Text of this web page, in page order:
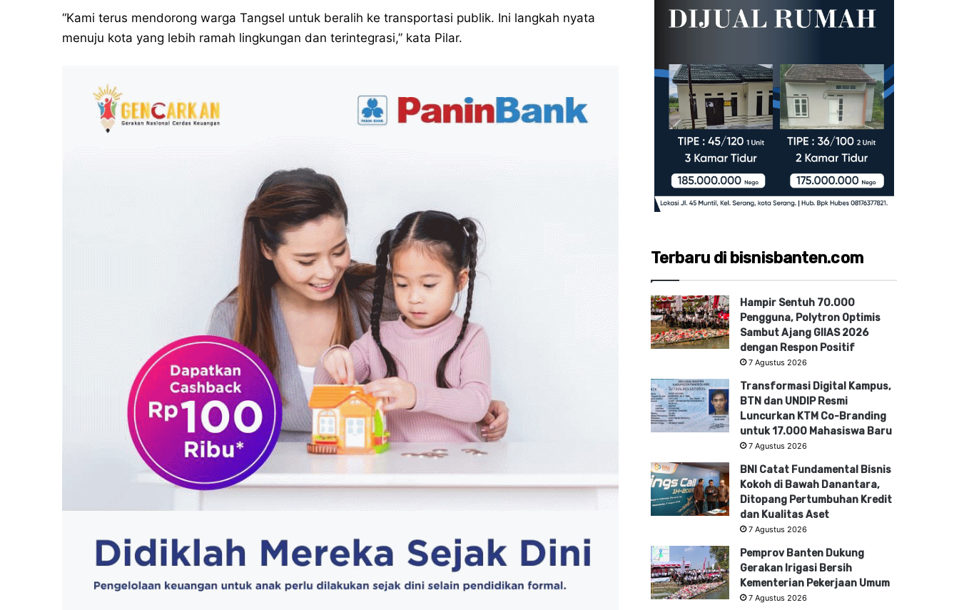
“Kami terus mendorong warga Tangsel untuk beralih ke transportasi publik. Ini langkah nyata
menuju kota yang lebih ramah lingkungan dan terintegrasi,” kata Pilar.
Terbaru di bisnisbanten.com
Hampir Sentuh 70.000
Pengguna, Polytron Optimis
Sambut Ajang GIIAS 2026
dengan Respon Positif
7 Agustus 2026
Transformasi Digital Kampus,
BTN dan UNDIP Resmi
Luncurkan KTM Co-Branding
untuk 17.000 Mahasiswa Baru
7 Agustus 2026
BNI Catat Fundamental Bisnis
Kokoh di Bawah Danantara,
Ditopang Pertumbuhan Kredit
dan Kualitas Aset
7 Agustus 2026
Pemprov Banten Dukung
Gerakan Irigasi Bersih
Kementerian Pekerjaan Umum
7 Agustus 2026